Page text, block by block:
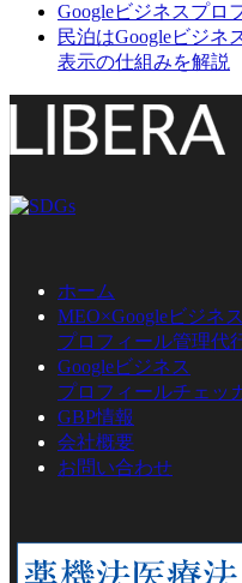
Googleビジネスプロ
民泊はGoogleビジネ
表示の仕組みを解説
ホーム
MEO×Googleビジネス
プロフィール管理代
Googleビジネス
プロフィールチェッ
GBP情報
会社概要
お問い合わせ